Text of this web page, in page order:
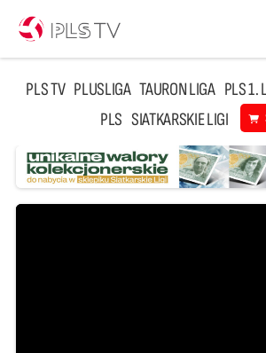
PLS TV PLUSLIGA TAURON LIGA PLS 1.
PLS SIATKARSKIE LIGI